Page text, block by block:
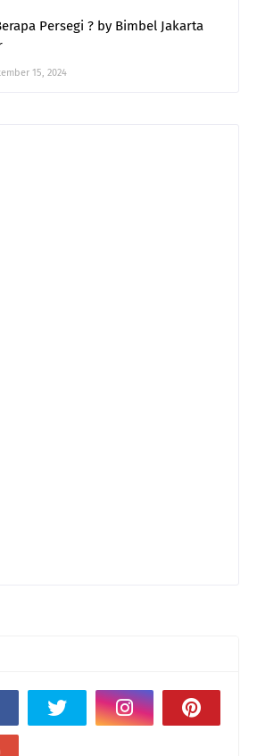
Persegi ? by Bimbel Jakarta
15, 2024